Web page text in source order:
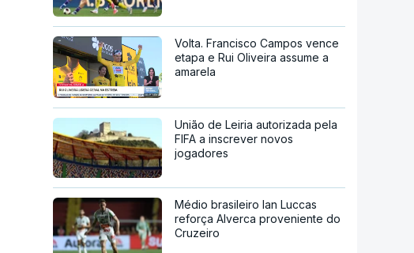
Volta. Francisco Campos vence
etapa e Rui Oliveira assume a
amarela
União de Leiria autorizada pela
FIFA a inscrever novos
jogadores
Médio brasileiro Ian Luccas
reforça Alverca proveniente do
Cruzeiro